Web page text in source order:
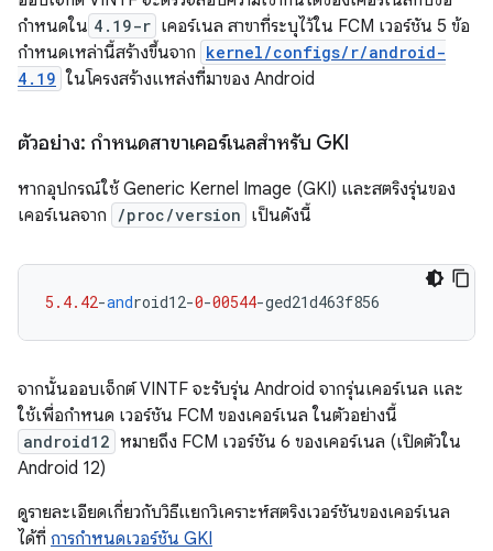
กำหนดใน 4.19-r เคอร์เนล สาขาที่ระบุไว้ใน FCM เวอร์ชัน 5 ข้อ
กำหนดเหล่านี้สร้างขึ้นจาก kernel/configs/r/android-
4.19 ในโครงสร้างแหล่งที่มาของ Android
ตัวอย่าง: กำหนดสาขาเคอร์เนลสำหรับ GKI
หากอุปกรณ์ใช้ Generic Kernel Image (GKI) และสตริงรุ่นของ
เคอร์เนลจาก
/proc/version เป็นดังนี้
5.4.42-android12-0-00544-ged21d463f856
จากนั้นออบเจ็กต์ VINTF จะรับรุ่น Android จากรุ่นเคอร์เนล และ
ใช้เพื่อกำหนด เวอร์ชัน FCM ของเคอร์เนล ในตัวอย่างนี้
android12 หมายถึง FCM เวอร์ชัน 6 ของเคอร์เนล (เปิดตัวใน
Android 12)
ดูรายละเอียดเกี่ยวกับวิธีแยกวิเคราะห์สตริงเวอร์ชันของเคอร์เนล
ได้ที่ การกำหนดเวอร์ชัน GKI